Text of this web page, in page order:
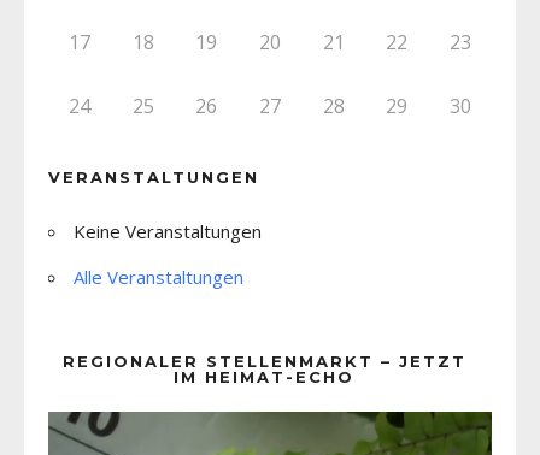
17 18 19 20 21 22 23
24 25 26 27 28 29 30
VERANSTALTUNGEN
Keine Veranstaltungen
Alle Veranstaltungen
REGIONALER STELLENMARKT – JETZT
IM HEIMAT-ECHO